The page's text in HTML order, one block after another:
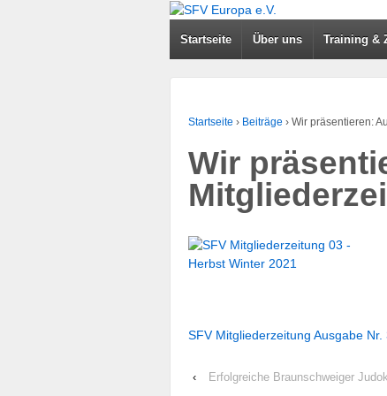
Startseite Über uns Training &
Startseite › Beiträge › Wir präsentieren:
Wir
SFV Mitgliederzeitung Ausgabe Nr.
‹
Erfolgreiche Braunschweiger